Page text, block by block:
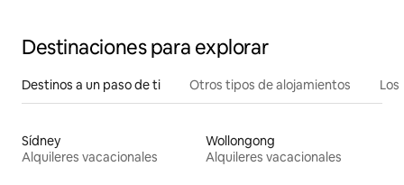
Destinaciones para explorar
Destinos a un paso de ti Otros tipos de alojamientos
Sídney
Alquileres vacacionales
Wollongong
Alquileres vacacionales